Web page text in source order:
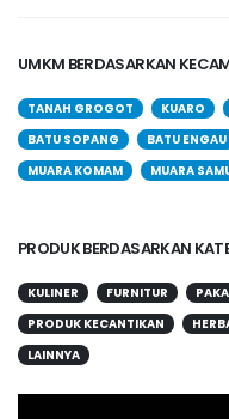
UMKM BERDASARKAN
TANAH GROGOT KUARO
BATU SOPANG
BATU ENGAU
MUARA KOMAM
MUARA
PRODUK BERDASARKAN
KULINER FURNITUR
PRODUK KECANTIKAN
LAINNYA